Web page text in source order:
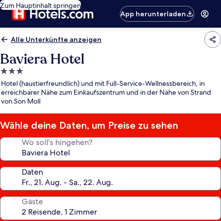
Zum Hauptinhalt springen
App herunterladen
Alle Unterkünfte anzeigen
Baviera Hotel
3.0-
Sterne-
Unterkunft
Hotel (haustierfreundlich) und mit Full-Service-Wellnessbereich, in
erreichbarer Nähe zum Einkaufszentrum und in der Nähe von Strand
von Son Moll
Wähle deine Daten, um Preise zu sehen
Wo soll’s hingehen?
Daten
Gäste